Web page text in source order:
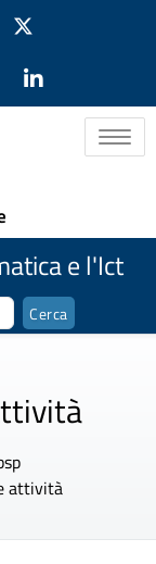
Toggle
e l'Ict
attività